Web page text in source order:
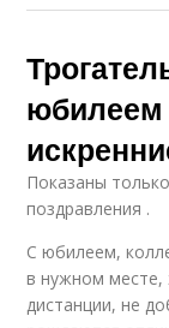
юбилеем
Показаны
поздравления .
С юбилеем,
в нужном месте,
дистанции, не